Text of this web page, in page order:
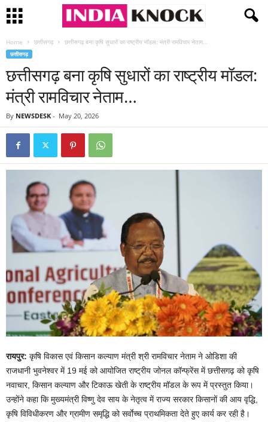
Home छत्तीसगढ़ छत्तीसगढ़ बना कृषि सुधारों का राष्ट्रीय मॉडल: मंत्री रामविचार नेताम…
छत्तीसगढ़
छत्तीसगढ़ बना कृषि सुधारों का राष्ट्रीय मॉडल:
मंत्री रामविचार नेताम…
By NEWSDESK - May 20, 2026
रायपुर: कृषि विकास एवं किसान कल्याण मंत्री श्री रामविचार नेताम ने ओडिशा की
राजधानी भुवनेश्वर में 19 मई को आयोजित राष्ट्रीय जोनल कॉन्फ्रेंस में छत्तीसगढ़ को कृषि
नवाचार, किसान कल्याण और टिकाऊ खेती के राष्ट्रीय मॉडल के रूप में प्रस्तुत किया।
उन्होंने कहा कि मुख्यमंत्री विष्णु देव साय के नेतृत्व में राज्य सरकार किसानों की आय वृद्धि,
कृषि विविधीकरण और ग्रामीण समृद्धि को सर्वाेच्च प्राथमिकता देते हुए कार्य कर रही है।